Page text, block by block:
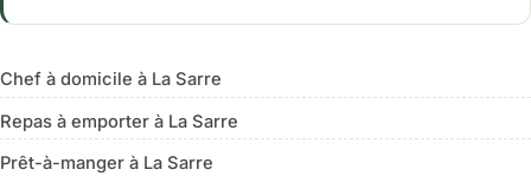
Chef à domicile à La Sarre
Repas à emporter à La Sarre
Prêt-à-manger à La Sarre